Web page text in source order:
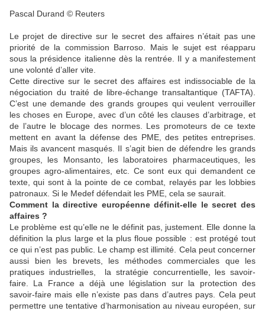
Pascal Durand © Reuters
Le projet de directive sur le secret des affaires n’était pas une
priorité de la commission Barroso. Mais le sujet est réapparu
sous la présidence italienne dès la rentrée. Il y a manifestement
une volonté d’aller vite.
Cette directive sur le secret des affaires est indissociable de la
négociation du traité de libre-échange transaltantique (TAFTA).
C’est une demande des grands groupes qui veulent verrouiller
les choses en Europe, avec d’un côté les clauses d’arbitrage, et
de l’autre le blocage des normes. Les promoteurs de ce texte
mettent en avant la défense des PME, des petites entreprises.
Mais ils avancent masqués. Il s’agit bien de défendre les grands
groupes, les Monsanto, les laboratoires pharmaceutiques, les
groupes agro-alimentaires, etc. Ce sont eux qui demandent ce
texte, qui sont à la pointe de ce combat, relayés par les lobbies
patronaux. Si le Medef défendait les PME, cela se saurait.
Comment la directive européenne définit-elle le secret des
affaires ?
Le problème est qu’elle ne le définit pas, justement. Elle donne la
définition la plus large et la plus floue possible : est protégé tout
ce qui n’est pas public. Le champ est illimité. Cela peut concerner
aussi bien les brevets, les méthodes commerciales que les
pratiques industrielles, la stratégie concurrentielle, les savoir-
faire. La France a déjà une législation sur la protection des
savoir-faire mais elle n’existe pas dans d’autres pays. Cela peut
permettre une tentative d’harmonisation au niveau européen, sur